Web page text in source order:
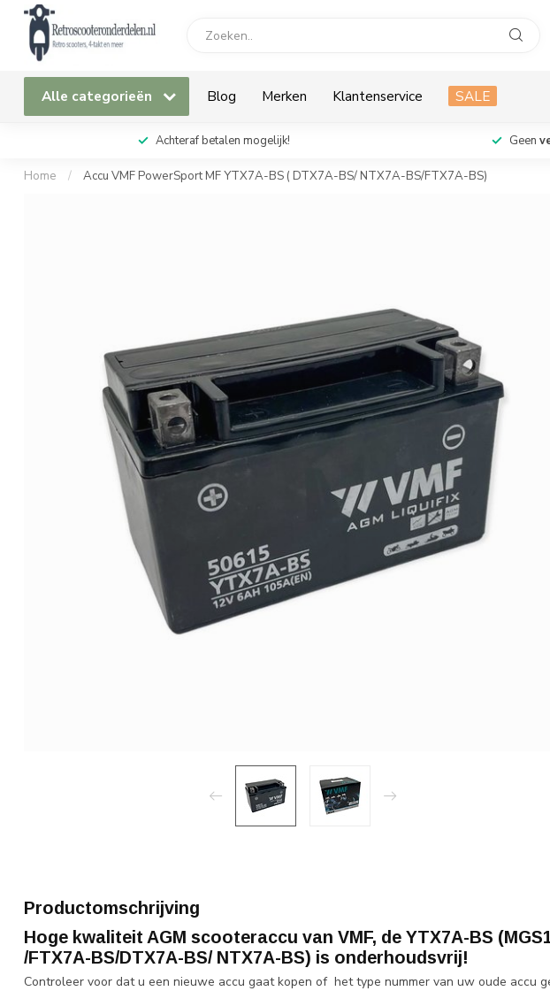
Alle categorieën Blog Merken Klantenservice SALE
Achteraf betalen mogelijk! Geen
Home / Accu VMF PowerSport MF YTX7A-BS ( DTX7A-BS/ NTX7A-BS/FTX7A-BS)
Productomschrijving
Hoge kwaliteit AGM scooteraccu van VMF, de YTX7A-BS
/FTX7A-BS/DTX7A-BS/ NTX7A-BS) is onderhoudsvrij!
Controleer voor dat u een nieuwe accu gaat kopen of het type nummer van uw oude accu